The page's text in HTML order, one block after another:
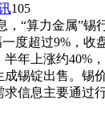
105
，“算力金属”
度超过9%，收
半年上涨约40%
锡锭出售。锡
信息主要通过